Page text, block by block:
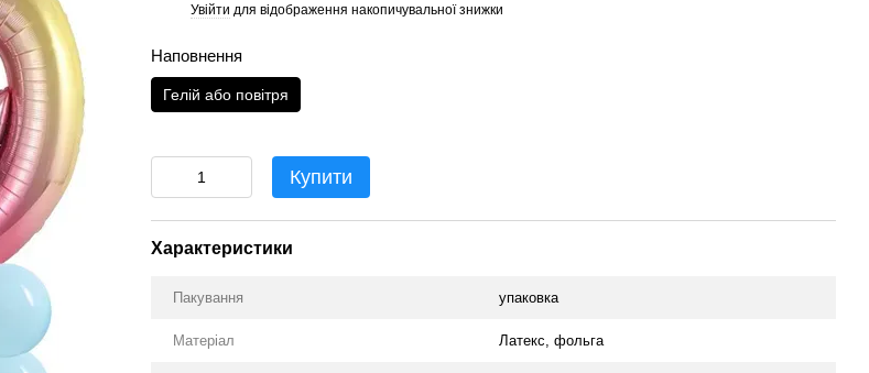
Увійти для відображення накопичувальної знижки
Наповнення
Гелій або повітря
Купити
Характеристики
Пакування упаковка
Матеріал Латекс, фольга